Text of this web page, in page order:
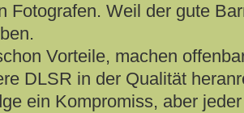
Fotografen. Weil der gute
Vorteile, machen
DLSR in der Qualität
ein Kompromiss, aber